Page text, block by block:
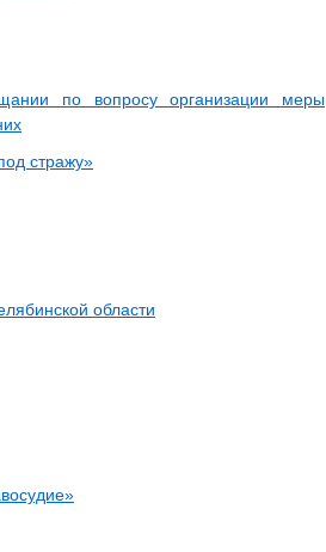
по вопросу организации меры
стражу»
области